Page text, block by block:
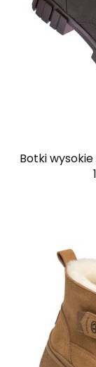
Botki